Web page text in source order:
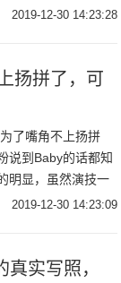
傻果子，感谢赞赞
2019-12-30 14:23:28
扬拼了，可
了嘴角不上扬拼
说到Baby的话都知
明显，虽然演技一
综艺方面确实表现
2019-12-30 14:23:09
实写照，